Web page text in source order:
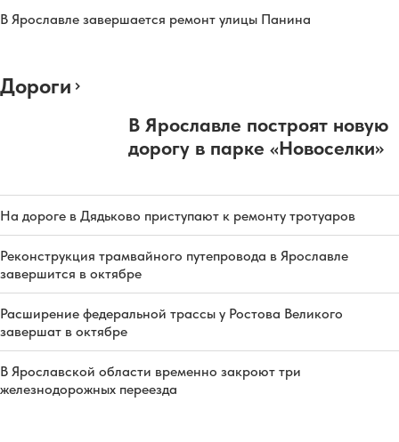
В Ярославле завершается ремонт улицы Панина
Дороги
В Ярославле построят новую
дорогу в парке «Новоселки»
На дороге в Дядьково приступают к ремонту тротуаров
Реконструкция трамвайного путепровода в Ярославле
завершится в октябре
Расширение федеральной трассы у Ростова Великого
завершат в октябре
В Ярославской области временно закроют три
железнодорожных переезда